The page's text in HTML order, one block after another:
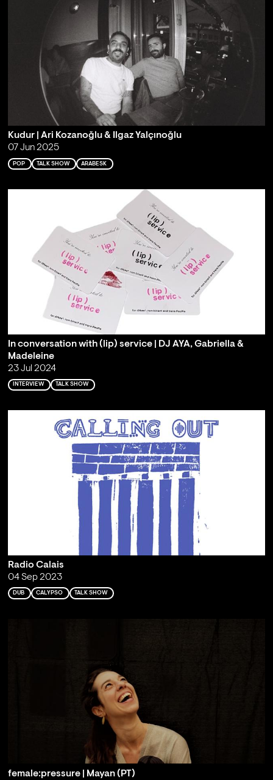
Kudur | Ari Kozanoğlu & Ilgaz Yalçınoğlu
07 Jun 2025
POP TALK SHOW ARABESK
In conversation with (lip) service | DJ AYA, Gabriella &
Madeleine
23 Jul 2024
INTERVIEW TALK SHOW
Radio Calais
04 Sep 2023
DUB CALYPSO TALK SHOW
female:pressure | Mayan (PT)